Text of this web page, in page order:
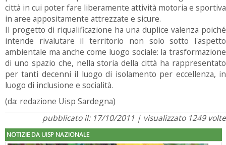
città in cui poter fare liberamente attività motoria e sportiva
in aree appositamente attrezzate e sicure.
Il progetto di riqualificazione ha una duplice valenza poiché
intende rivalutare il territorio non solo sotto l'aspetto
ambientale ma anche come luogo sociale: la trasformazione
di uno spazio che, nella storia della città ha rappresentato
per tanti decenni il luogo di isolamento per eccellenza, in
luogo di inclusione e socialità.
(da: redazione Uisp Sardegna)
pubblicato il: 17/10/2011 | visualizzato 1249 volte
NOTIZIE DA UISP NAZIONALE